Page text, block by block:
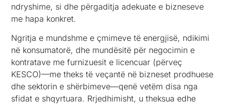
ndryshime, si dhe përgaditja adekuate e bizneseve
me hapa konkret.
Ngritja e mundshme e çmimeve të energjisë, ndikimi
në konsumatorë, dhe mundësitë për negocimin e
kontratave me furnizuesit e licencuar (përveç
KESCO)—me theks të veçantë në bizneset prodhuese
dhe sektorin e shërbimeve—qenë vetëm disa nga
sfidat e shqyrtuara. Rrjedhimisht, u theksua edhe